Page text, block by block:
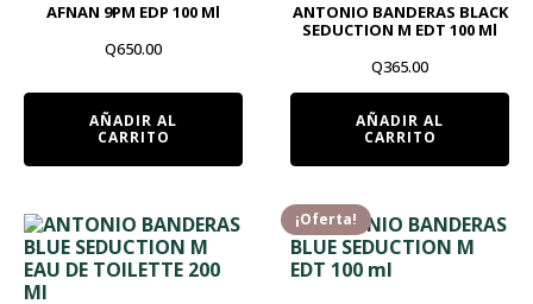
AFNAN 9PM EDP 100 Ml
Q650.00
AÑADIR AL
CARRITO
ANTONIO BANDERAS BLACK
SEDUCTION M EDT 100 Ml
Q365.00
AÑADIR AL
CARRITO
¡Oferta!